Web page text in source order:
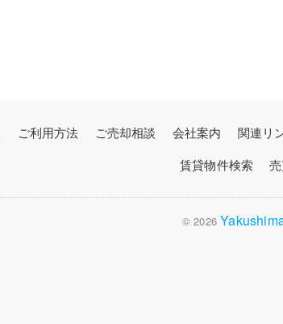
ご利用方法 ご売却相談 会社案内 関連リ
賃貸物件検索
© 2026